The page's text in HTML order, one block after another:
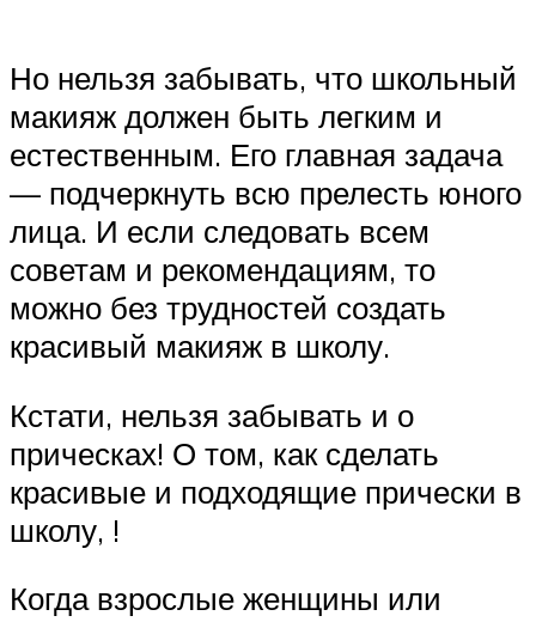
Но нельзя забывать, что школьный
макияж должен быть легким и
естественным. Его главная задача
— подчеркнуть всю прелесть юного
лица. И если следовать всем
советам и рекомендациям, то
можно без трудностей создать
красивый макияж в школу.
Кстати, нельзя забывать и о
прическах! О том, как сделать
красивые и подходящие прически в
школу, !
Когда взрослые женщины или